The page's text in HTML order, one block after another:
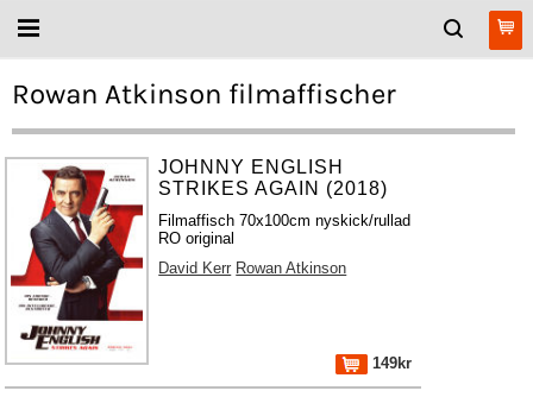
Rowan Atkinson filmaffischer
JOHNNY ENGLISH
STRIKES AGAIN (2018)
Filmaffisch 70x100cm nyskick/rullad
RO original
David Kerr Rowan Atkinson
149kr